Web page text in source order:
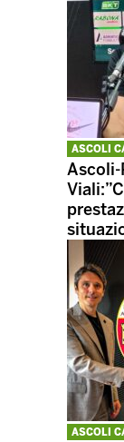
ASCOLI
Ascoli-
ASCOLI